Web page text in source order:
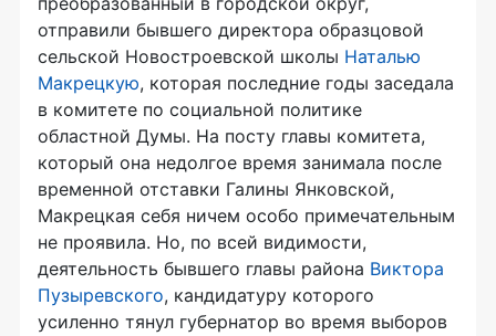
отправили бывшего директора образцовой
сельской Новостроевской школы Наталью
Макрецкую, которая последние годы заседала
в комитете по социальной политике
областной Думы. На посту главы комитета,
который она недолгое время занимала после
временной отставки Галины Янковской,
Макрецкая себя ничем особо примечательным
не проявила. Но, по всей видимости,
деятельность бывшего главы района Виктора
Пузыревского, кандидатуру которого
усиленно тянул губернатор во время выборов